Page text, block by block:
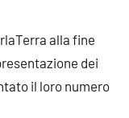
alla fine
dei
il loro numero